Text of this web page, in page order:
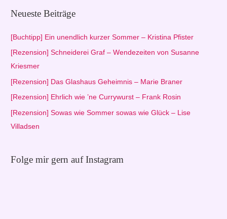
h
n
n
a
c
Neueste Beiträge
[Buchtipp] Ein unendlich kurzer Sommer – Kristina Pfister
[Rezension] Schneiderei Graf – Wendezeiten von Susanne
Kriesmer
[Rezension] Das Glashaus Geheimnis – Marie Braner
[Rezension] Ehrlich wie ’ne Currywurst – Frank Rosin
[Rezension] Sowas wie Sommer sowas wie Glück – Lise
Villadsen
Folge mir gern auf Instagram